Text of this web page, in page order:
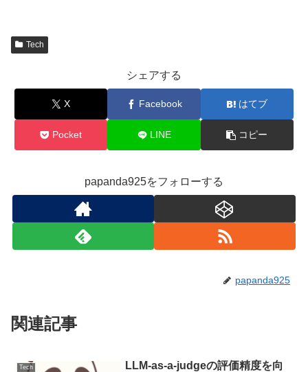
Tech
シェアする
X Facebook はてブ
Pocket LINE コピー
papanda925をフォローする
papanda925
関連記事
Tech
LLM-as-a-judgeの評価精度を向